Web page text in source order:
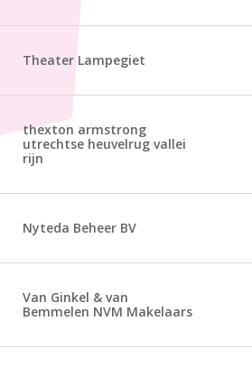
Theater Lampegiet
thexton armstrong
utrechtse heuvelrug vallei
rijn
Nyteda Beheer BV
Van Ginkel & van
Bemmelen NVM Makelaars